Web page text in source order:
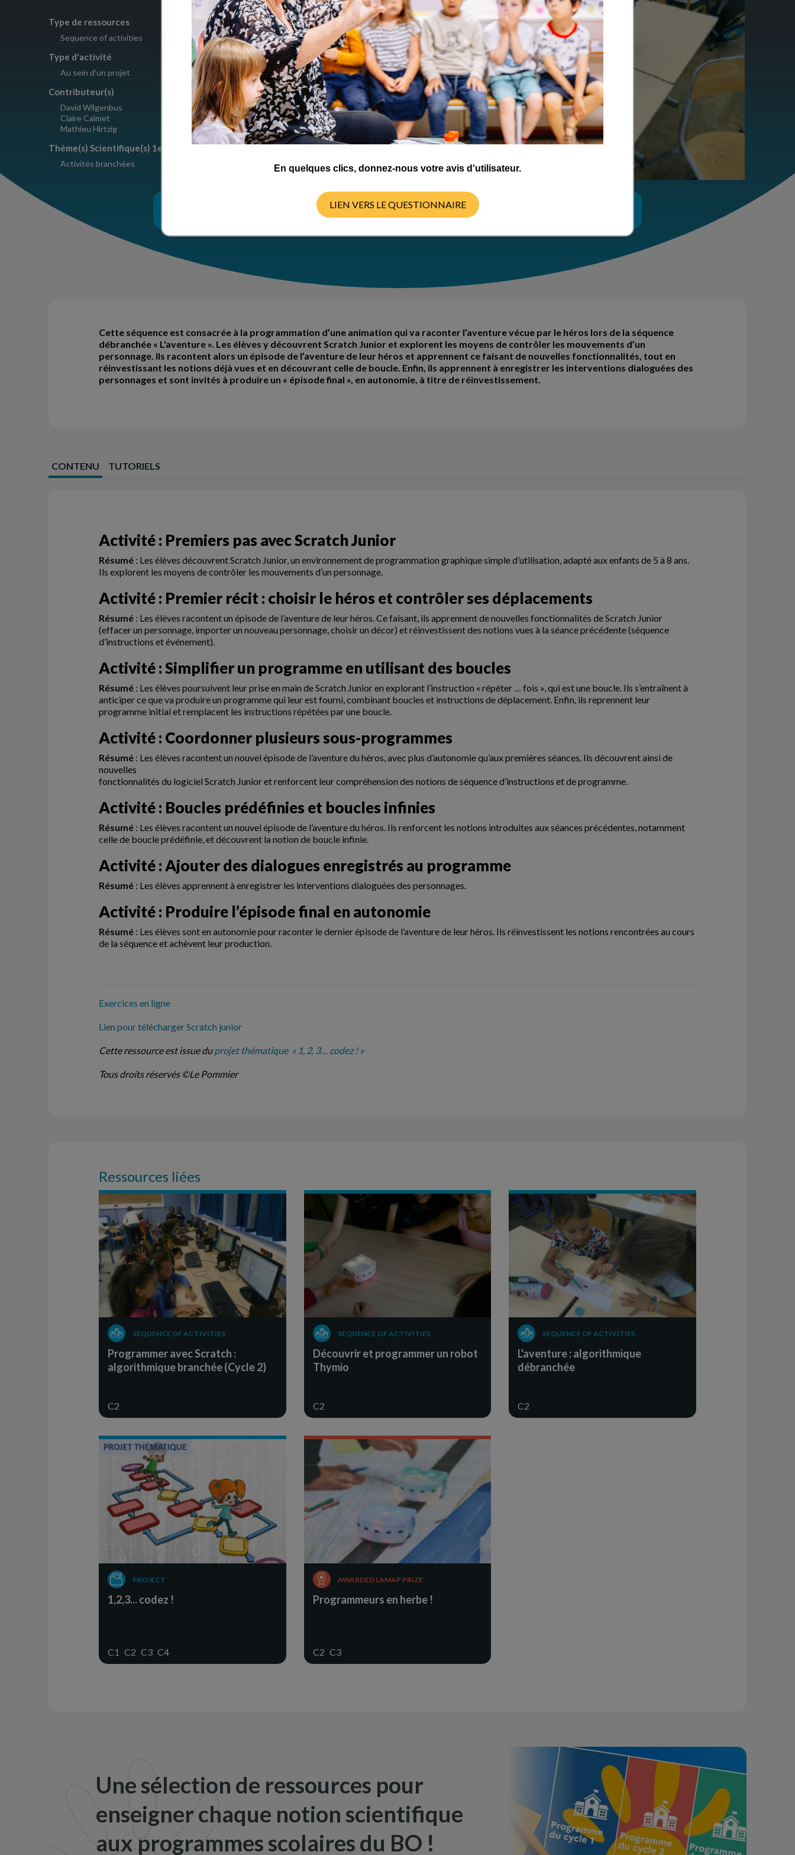
Type de ressources
Sequence of activities
Type d'activité
Au sein d'un projet
Contributeur(s)
David Wilgenbus
Claire Calmet
Mathieu Hirtzig
Thème(s) Scientifique(s) 1er degré
Activités branchées
Nombre d'activités
7
Copyright
Le Pommier
TÉLÉCHARGER LA RESSOURCE
Cette séquence est consacrée à la programmation d’une animation qui va raconter l’aventure vécue par le héros lors de la séquence
débranchée « L'aventure ». Les élèves y découvrent Scratch Junior et explorent les moyens de contrôler les mouvements d’un
personnage. Ils racontent alors un épisode de l’aventure de leur héros et apprennent ce faisant de nouvelles fonctionnalités, tout en
réinvestissant les notions déjà vues et en découvrant celle de boucle. Enfin, ils apprennent à enregistrer les interventions dialoguées des
personnages et sont invités à produire un « épisode final », en autonomie, à titre de réinvestissement.
CONTENU TUTORIELS
Activité : Premiers pas avec Scratch Junior
Résumé : Les élèves découvrent Scratch Junior, un environnement de programmation graphique simple d’utilisation, adapté aux enfants de 5 à 8 ans.
Ils explorent les moyens de contrôler les mouvements d’un personnage.
Activité : Premier récit : choisir le héros et contrôler ses déplacements
Résumé : Les élèves racontent un épisode de l’aventure de leur héros. Ce faisant, ils apprennent de nouvelles fonctionnalités de Scratch Junior
(effacer un personnage, importer un nouveau personnage, choisir un décor) et réinvestissent des notions vues à la séance précédente (séquence
d’instructions et événement).
Activité : Simplifier un programme en utilisant des boucles
Résumé : Les élèves poursuivent leur prise en main de Scratch Junior en explorant l’instruction « répéter … fois », qui est une boucle. Ils s’entraînent à
anticiper ce que va produire un programme qui leur est fourni, combinant boucles et instructions de déplacement. Enfin, ils reprennent leur
programme initial et remplacent les instructions répétées par une boucle.
Activité : Coordonner plusieurs sous-programmes
Résumé : Les élèves racontent un nouvel épisode de l’aventure du héros, avec plus d’autonomie qu’aux premières séances. Ils découvrent ainsi de
nouvelles
fonctionnalités du logiciel Scratch Junior et renforcent leur compréhension des notions de séquence d’instructions et de programme.
Activité : Boucles prédéfinies et boucles infinies
Résumé : Les élèves racontent un nouvel épisode de l’aventure du héros. Ils renforcent les notions introduites aux séances précédentes, notamment
celle de boucle prédéfinie, et découvrent la notion de boucle infinie.
Activité : Ajouter des dialogues enregistrés au programme
Résumé : Les élèves apprennent à enregistrer les interventions dialoguées des personnages.
Activité : Produire l’épisode final en autonomie
Résumé : Les élèves sont en autonomie pour raconter le dernier épisode de l’aventure de leur héros. Ils réinvestissent les notions rencontrées au cours
de la séquence et achèvent leur production.
Exercices en ligne
Lien pour télécharger Scratch junior
Cette ressource est issue duprojet thématique « 1, 2, 3… codez ! »
Tous droits réservés ©Le Pommier
Ressources liées
SEQUENCE OF ACTIVITIES
Programmer avec Scratch :
algorithmique branchée (Cycle 2)
C2
SEQUENCE OF ACTIVITIES
Découvrir et programmer un robot
Thymio
C2
SEQUENCE OF ACTIVITIES
L'aventure : algorithmique
débranchée
C2
PROJECT
1,2,3... codez !
C1 C2 C3 C4
AWARDED LAMAP PRIZE
Programmeurs en herbe !
C2 C3
Une sélection de ressources pour
enseigner chaque notion scientifique
aux programmes scolaires du BO !
En quelques clics, donnez-nous votre avis d'utilisateur.
LIEN VERS LE QUESTIONNAIRE